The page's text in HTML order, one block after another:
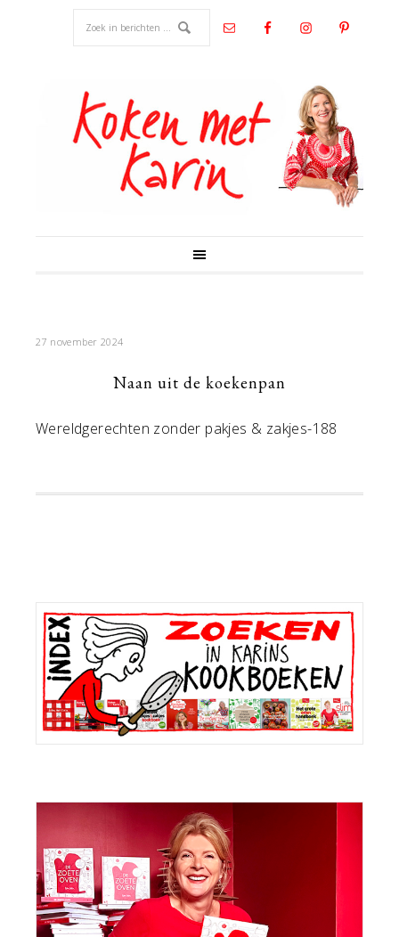
27 november 2024
Naan uit de koekenpan
Wereldgerechten zonder pakjes & zakjes-188
Primaire
Sidebar